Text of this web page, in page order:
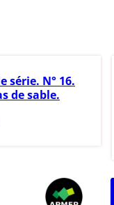
série. N° 16.
de sable.